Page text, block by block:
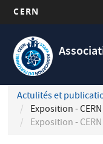
contenu
principal
CERN
Navigation
principale
Actulités et
Exposition -
Exposition -